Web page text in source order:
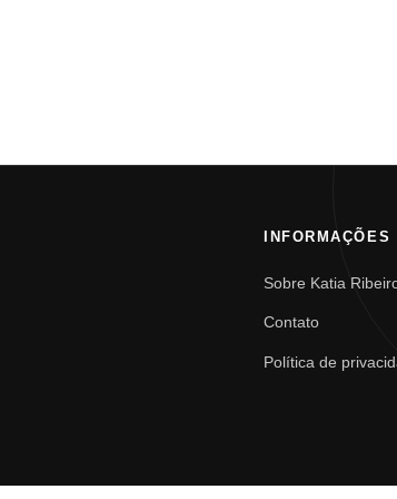
INFORMAÇÕES
Sobre Katia
Contato
Política de